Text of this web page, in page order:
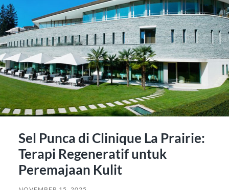
Sel Punca di Clinique La Prairie:
Terapi Regeneratif untuk
Peremajaan Kulit